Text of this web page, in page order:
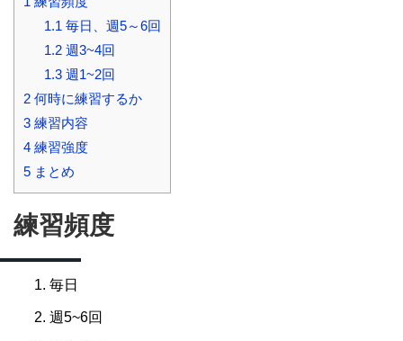
1.1 毎日、週5～6回
1.2週3~4回
1.3週1~2回
2 何時に練習するか
3 練習内容
4 練習強度
5 まとめ
練習頻度
毎日
週5~6回